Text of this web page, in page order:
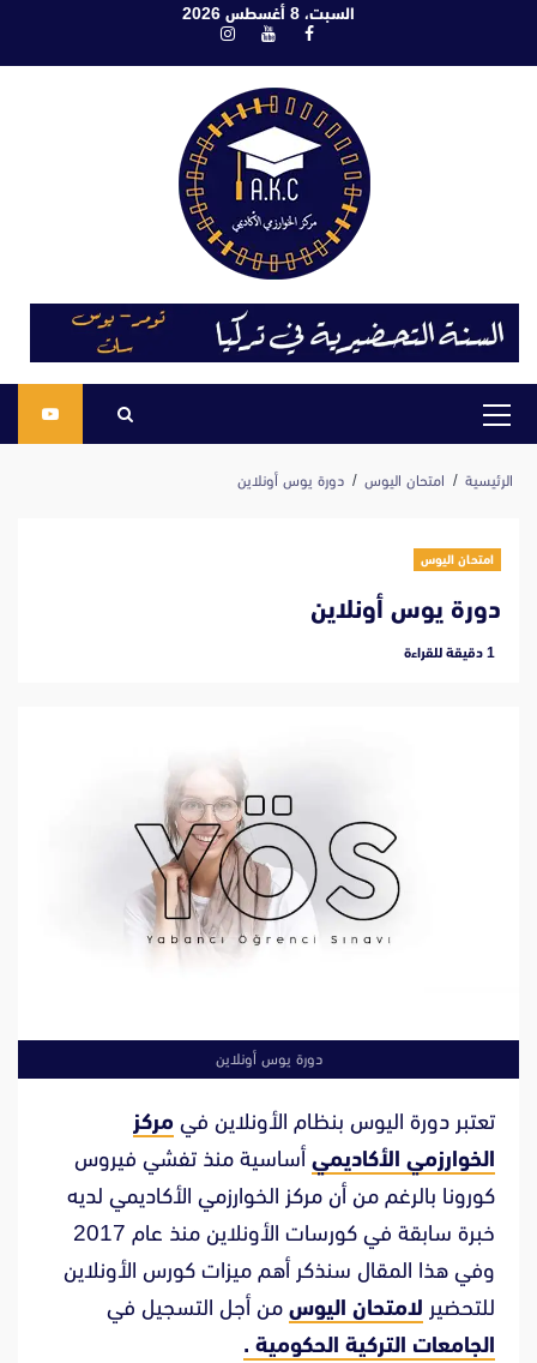
السبت، 8 أغسطس 2026
فيسبوكيوتيوبانستغرام
القائمة
الرئيسية امتحان اليوس دورة يوس أونلاين
امتحان اليوس
دورة يوس أونلاين
‫1 دقيقة للقراءة
دورة يوس أونلاين
تعتبر دورة اليوس بنظام الأونلاين في مركز
الخوارزمي الأكاديمي أساسية منذ تفشي فيروس
كورونا بالرغم من أن مركز الخوارزمي الأكاديمي لديه
خبرة سابقة في كورسات الأونلاين منذ عام 2017
وفي هذا المقال سنذكر أهم ميزات كورس الأونلاين
للتحضير لامتحان اليوس من أجل التسجيل في
الجامعات التركية الحكومية .